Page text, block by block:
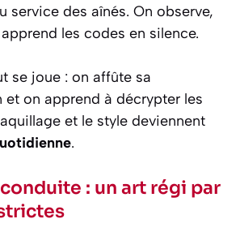
service des aînés. On observe,
les codes en silence.
se joue : on affûte sa
on apprend à décrypter les
et le style deviennent
.
: un art régi par